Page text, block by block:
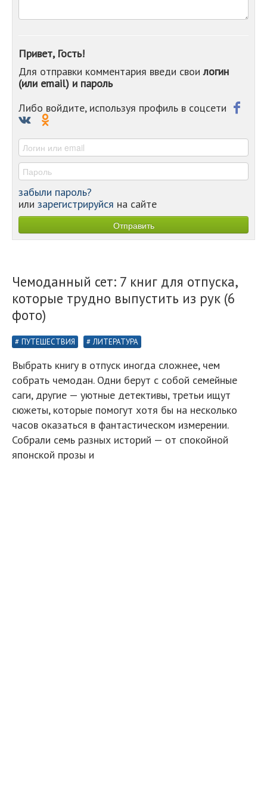
-
-
-
Привет, Гость!
Для отправки комментария введи своилогин
(или email) и пароль
Либо войдите, используя профиль в соцсети
забыли пароль?
или зарегистрируйся на сайте
Чемоданный сет: 7 книг для отпуска,
которые трудно выпустить из рук (6
фото)
ПУТЕШЕСТВИЯ ЛИТЕРАТУРА
Выбрать книгу в отпуск иногда сложнее, чем
собрать чемодан. Одни берут с собой семейные
саги, другие — уютные детективы, третьи ищут
сюжеты, которые помогут хотя бы на несколько
часов оказаться в фантастическом измерении.
Собрали семь разных историй — от спокойной
японской прозы и